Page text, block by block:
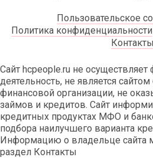
Пользовательское
Политика конфиденциальности
Контакты
Сайт hcpeople.ru не
деятельность, не является
финансовой организации, не
займов и кредитов. Сайт
кредитных продуктах МФО и
подбора наилучшего варианта
Информацию о владельце сайта
раздел Контакты